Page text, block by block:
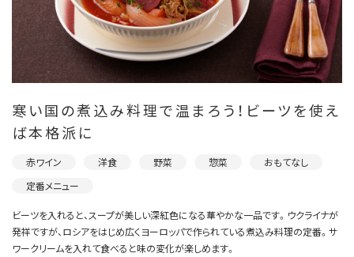
寒い国の煮込み料理で温まろう！ビーツを使え
ば本格派に
赤ワイン 洋食 野菜 惣菜
おもてなし
定番メニュー
ビーツを入れると、スープが美しい深紅色になる華やかな一品です。ウクライナが
発祥ですが、ロシアをはじめ広くヨーロッパで作られている煮込み料理の定番。サ
ワークリームを入れて食べると味の変化が楽しめます。